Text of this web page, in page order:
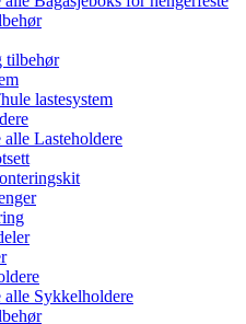
tilbehør
lastesystem
alle Lasteholdere
alle Sykkelholdere